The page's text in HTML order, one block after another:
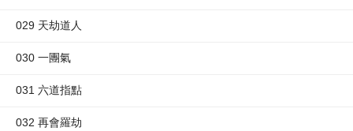
029 天劫道人
030 一團氣
031 六道指點
032 再會羅劫